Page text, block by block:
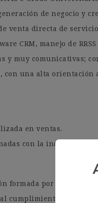
de negocio y
venta directa de
CRM, manejo de
y muy comunicativas;
con una alta orientación
en ventas.
con la industria
formada por
cumplimiento de